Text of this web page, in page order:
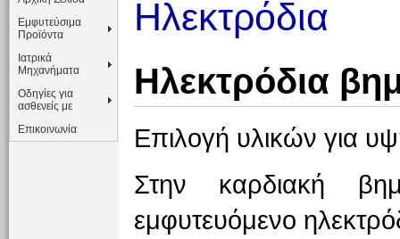
Εμφυτεύσιμα
Προϊόντα
Ιατρικά
Μηχανήματα
Οδηγίες για
ασθενείς με
Επικοινωνία
Ηλεκτρόδια
Ηλεκτρόδια
Επιλογή υλικών για
Στην καρδιακή
εμφυτευόμενο